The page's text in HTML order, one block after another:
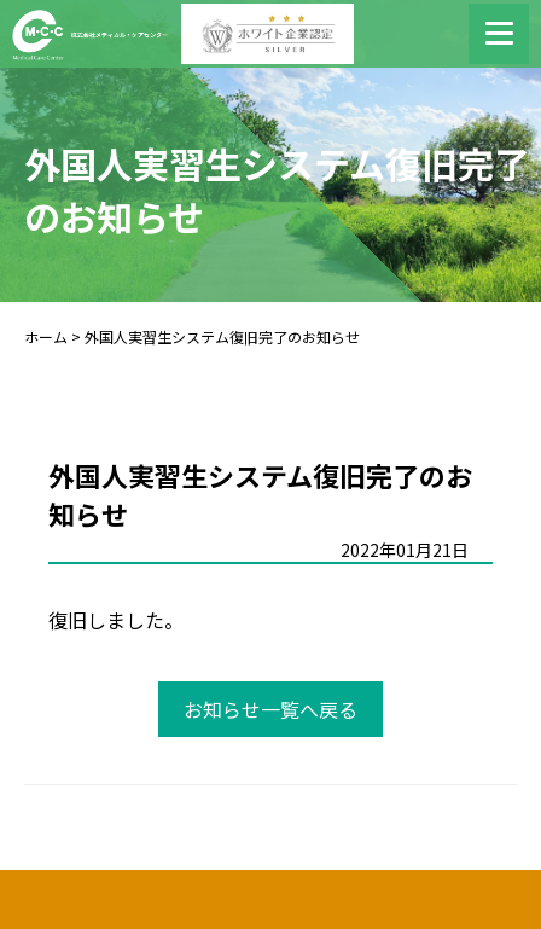
外国人実習生システム復旧完了
のお知らせ
ホーム > 外国人実習生システム復旧完了のお知らせ
外国人実習生システム復旧完了のお
知らせ
2022年01月21日
復旧しました。
お知らせ一覧へ戻る